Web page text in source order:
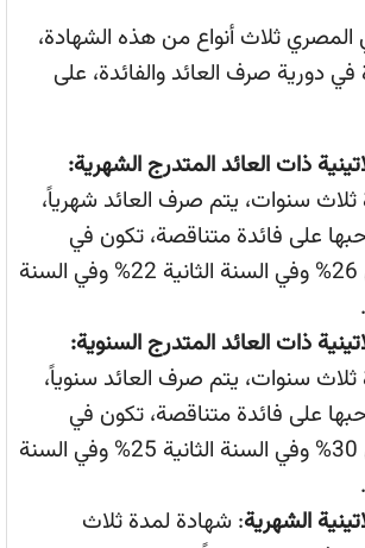
المصري ثلاث أنواع من هذه الشهادة،
دورية صرف العائد والفائدة، على
ذات العائد المتدرج الشهرية:
سنوات، يتم صرف العائد شهرياً،
على فائدة متناقصة، تكون في
السنة الأولى 26% وفي السنة الثانية 22% وفي السنة
ذات العائد المتدرج السنوية:
سنوات، يتم صرف العائد سنوياً،
على فائدة متناقصة، تكون في
السنة الأولى 30% وفي السنة الثانية 25% وفي السنة
الشهرية: شهادة لمدة ثلاث